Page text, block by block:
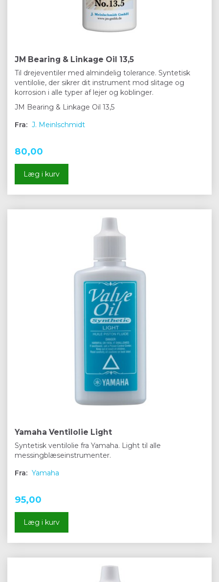
JM Bearing & Linkage Oil 13,5
Til drejeventiler med almindelig tolerance. Syntetisk
ventilolie, der sikrer dit instrument mod slitage og
korrosion i alle typer af lejer og koblinger.
JM Bearing & Linkage Oil 13,5
Fra: J. Meinlschmidt
80,00
Læg i kurv
Yamaha Ventilolie Light
Syntetisk ventilolie fra Yamaha. Light til alle
messingblæseinstrumenter.
Fra: Yamaha
95,00
Læg i kurv